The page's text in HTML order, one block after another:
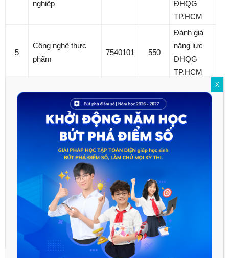
nghiệp
ĐHQG
TP.HCM
5
Công nghệ thực
phẩm
7540101 550
Đánh giá
năng lực
ĐHQG
TP.HCM
Kỹ thuật xây dựng 7580201 550
ĐHQG
TP.HCM
Công nghệ thông
Quản trị kinh
7340101 550
Đánh giá
năng lực
X